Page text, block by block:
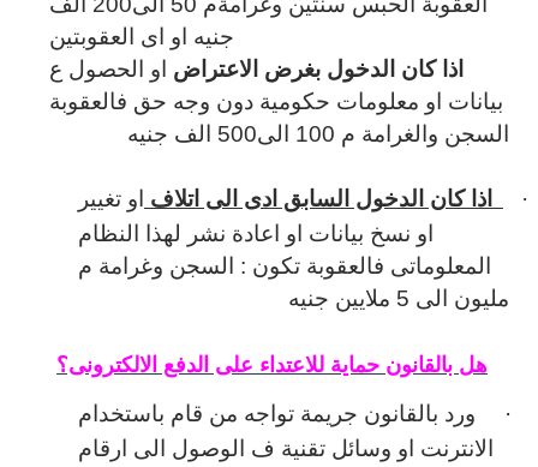
جنيه او اى العقوبتين
اذا كان الدخول بغرض الاعتراض او الحصول ع
بيانات او معلومات حكومية دون وجه حق فالعقوبة
السجن والغرامة م 100 الى500 الف جنيه
· اذا كان الدخول السابق ادى الى اتلاف او تغيير
او نسخ بيانات او اعادة نشر لهذا النظام
المعلوماتى فالعقوبة تكون : السجن وغرامة م
مليون الى 5 ملايين جنيه
هل بالقانون حماية للاعتداء على الدفع الالكترونى؟
·
ورد بالقانون جريمة تواجه من قام باستخدام
الانترنت او وسائل تقنية ف الوصول الى ارقام